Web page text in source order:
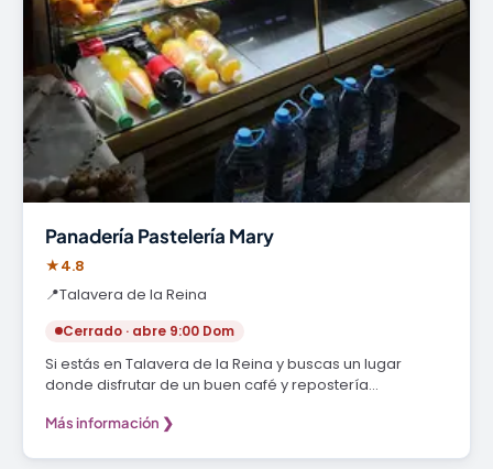
Panadería Pastelería Mary
★4.8
📍Talavera de la Reina
Cerrado · abre 9:00 Dom
Si estás en Talavera de la Reina y buscas un lugar
donde disfrutar de un buen café y repostería…
Más información ❯